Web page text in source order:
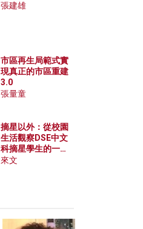
張建雄
市區再生局範式實
現真正的市區重建
3.0
張量童
摘星以外：從校園
生活觀察DSE中文
科摘星學生的一點
特質
來文